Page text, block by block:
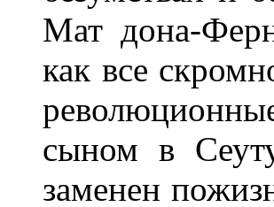
Мат дона-
как все
сыном в
заменен